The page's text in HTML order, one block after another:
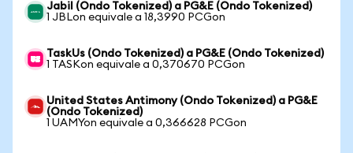
Jabil (Ondo Tokenized) a PG&E (Ondo Tokenized)
1 JBLon equivale a 18,3990 PCGon
TaskUs (Ondo Tokenized) a PG&E (Ondo Tokenized)
1 TASKon equivale a 0,370670 PCGon
United States Antimony (Ondo Tokenized) a PG&E
(Ondo Tokenized)
1 UAMYon equivale a 0,366628 PCGon